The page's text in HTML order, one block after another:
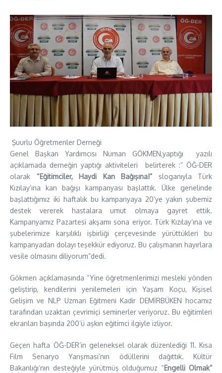
Şuurlu Öğretmenler Derneği
Genel Başkan Yardımcısı Numan GÖKMEN,yaptığı yazılı
açıklamada derneğin yaptığı aktiviteleri belirterek :” ÖĞ-DER
olarak “Eğitimciler, Haydi Kan Bağışına!” sloganıyla Türk
Kızılay’ına kan bağışı kampanyası başlattık. Ülke genelinde
başlattığımız iki haftalık bu kampanyaya 20’ye yakın şubemiz
destek vererek hastalara umut olmaya gayret ettik.
Kampanyamız Pazartesi akşamı sona eriyor. Türk Kızılay’ına ve
şubelerimize karşılıklı işbirliği çerçevesinde yürüttükleri bu
kampanyadan dolayı teşekkür ediyoruz. Bu çalışmanın hayırlara
vesile olmasını diliyorum”dedi.
Gökmen açıklamasında “Yine öğretmenlerimizi mesleki yönden
geliştirip, kendilerini yenilemeleri için Yaşam Koçu, Kişisel
Gelişim ve NLP Uzman Eğitmeni Kadir DEMİRBÜKEN hocamız
tarafından uzaktan çevrimiçi seminerler veriyoruz. Bu eğitimleri
ekranları başında 200’ü aşkın eğitimci ilgiyle izliyor.
Geçen hafta ÖĞ-DER’in geleneksel olarak düzenlediği 11. Kısa
Film Senaryo Yarışması’nın ödüllerini dağıttık. Kültür
Bakanlığı’nın desteğiyle yürütmüş olduğumuz “Engelli Olmak”